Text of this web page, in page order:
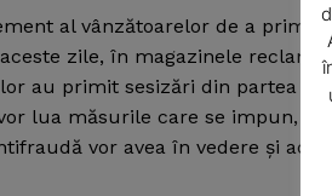
al vânzătoarelor de a primi
zile, în magazinele
au primit sesizări din partea
lua măsurile care se impun,
vor avea în vedere şi